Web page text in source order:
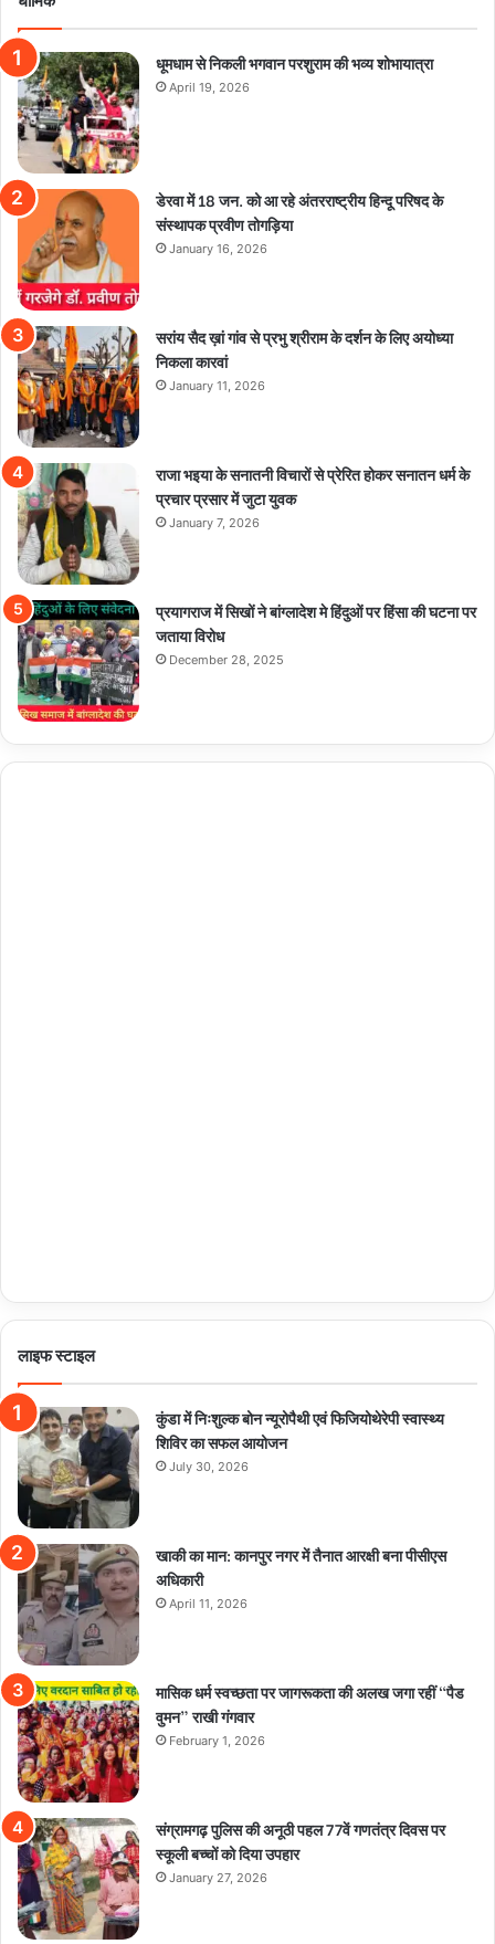
धूमधाम से निकली भगवान परशुराम की भव्य शोभायात्रा
April 19, 2026
डेरवा में 18 जन. को आ रहे अंतरराष्ट्रीय हिन्दू परिषद के
संस्थापक प्रवीण तोगड़िया
January 16, 2026
सरांय सैद ख़ां गांव से प्रभु श्रीराम के दर्शन के लिए अयोध्या
निकला कारवां
January 11, 2026
राजा भइया के सनातनी विचारों से प्रेरित होकर सनातन धर्म के
प्रचार प्रसार में जुटा युवक
January 7, 2026
प्रयागराज में सिखों ने बांग्लादेश मे हिंदुओं पर हिंसा की घटना पर
जताया विरोध
December 28, 2025
लाइफ स्टाइल
कुंडा में निःशुल्क बोन न्यूरोपैथी एवं फिजियोथेरेपी स्वास्थ्य
शिविर का सफल आयोजन
July 30, 2026
खाकी का मान: कानपुर नगर में तैनात आरक्षी बना पीसीएस
अधिकारी
April 11, 2026
मासिक धर्म स्वच्छता पर जागरूकता की अलख जगा रहीं “पैड
वुमन” राखी गंगवार
February 1, 2026
संग्रामगढ़ पुलिस की अनूठी पहल 77वें गणतंत्र दिवस पर
स्कूली बच्चों को दिया उपहार
January 27, 2026